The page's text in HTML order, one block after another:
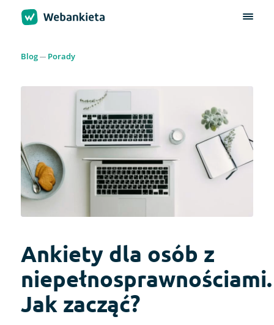
Blog Porady
Ankiety dla osób z
niepełnosprawnościami.
Jak zacząć?